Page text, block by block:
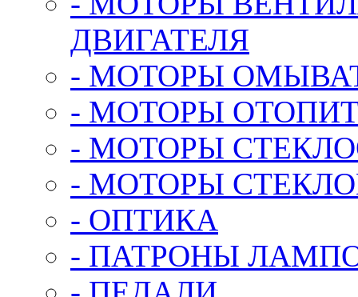
ДВИГАТЕЛЯ
- МОТОРЫ
- МОТОРЫ
- МОТОРЫ
- МОТОРЫ
- ОПТИКА
- ПАТРОНЫ